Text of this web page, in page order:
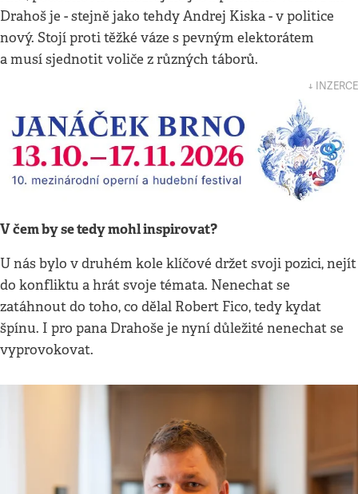
Drahoš je - stejně jako tehdy Andrej Kiska - v politice
nový. Stojí proti těžké váze s pevným elektorátem
a musí sjednotit voliče z různých táborů.
↓ INZERCE
V čem by se tedy mohl inspirovat?
U nás bylo v druhém kole klíčové držet svoji pozici, nejít
do konfliktu a hrát svoje témata. Nenechat se
zatáhnout do toho, co dělal Robert Fico, tedy kydat
špínu. I pro pana Drahoše je nyní důležité nenechat se
vyprovokovat.